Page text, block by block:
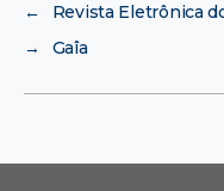
←
Revista Eletrônica
→
Gaîa